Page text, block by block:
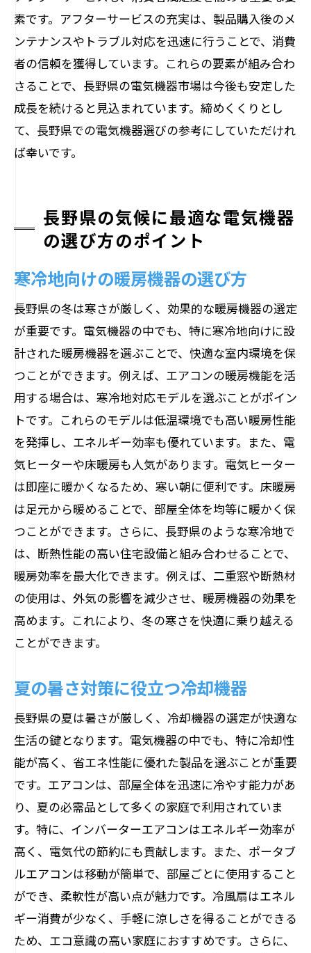
素です。アフターサービスの充実は、製品購入後のメ
ンテナンスやトラブル対応を迅速に行うことで、消費
者の信頼を獲得しています。これらの要素が組み合わ
さることで、長野県の電気機器市場は今後も安定した
成長を続けると見込まれています。締めくくりとし
て、長野県での電気機器選びの参考にしていただけれ
ば幸いです。
長野県の気候に最適な電気機器
の選び方のポイント
寒冷地向けの暖房機器の選び方
長野県の冬は寒さが厳しく、効果的な暖房機器の選定
が重要です。電気機器の中でも、特に寒冷地向けに設
計された暖房機器を選ぶことで、快適な室内環境を保
つことができます。例えば、エアコンの暖房機能を活
用する場合は、寒冷地対応モデルを選ぶことがポイン
トです。これらのモデルは低温環境でも高い暖房性能
を発揮し、エネルギー効率も優れています。また、電
気ヒーターや床暖房も人気があります。電気ヒーター
は即座に暖かくなるため、寒い朝に便利です。床暖房
は足元から暖めることで、部屋全体を均等に暖かく保
つことができます。さらに、長野県のような寒冷地で
は、断熱性能の高い住宅設備と組み合わせることで、
暖房効率を最大化できます。例えば、二重窓や断熱材
の使用は、外気の影響を減少させ、暖房機器の効果を
高めます。これにより、冬の寒さを快適に乗り越える
ことができます。
夏の暑さ対策に役立つ冷却機器
長野県の夏は暑さが厳しく、冷却機器の選定が快適な
生活の鍵となります。電気機器の中でも、特に冷却性
能が高く、省エネ性能に優れた製品を選ぶことが重要
です。エアコンは、部屋全体を迅速に冷やす能力があ
り、夏の必需品として多くの家庭で利用されていま
す。特に、インバーターエアコンはエネルギー効率が
高く、電気代の節約にも貢献します。また、ポータブ
ルエアコンは移動が簡単で、部屋ごとに使用すること
ができ、柔軟性が高い点が魅力です。冷風扇はエネル
ギー消費が少なく、手軽に涼しさを得ることができる
ため、エコ意識の高い家庭におすすめです。さらに、